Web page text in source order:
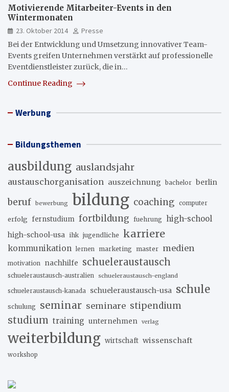
Motivierende Mitarbeiter-Events in den
Wintermonaten
23. Oktober 2014
Presse
Bei der Entwicklung und Umsetzung innovativer Team-
Events greifen Unternehmen verstärkt auf professionelle
Eventdienstleister zurück, die in…
Continue Reading
Werbung
Bildungsthemen
ausbildung auslandsjahr
austauschorganisation auszeichnung bachelor berlin
beruf bewerbung bildung coaching computer
erfolg fernstudium fortbildung fuehrung high-school
high-school-usa ihk jugendliche karriere
kommunikation lernen marketing master medien
motivation nachhilfe schueleraustausch
schueleraustausch-australien schueleraustausch-england
schueleraustausch-kanada schueleraustausch-usa schule
schulung seminar seminare stipendium
studium training unternehmen verlag
weiterbildung wirtschaft wissenschaft
workshop